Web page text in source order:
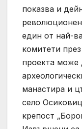
показва и
революционен
един от най-
комитети
проекта може
манастира и
село
крепост